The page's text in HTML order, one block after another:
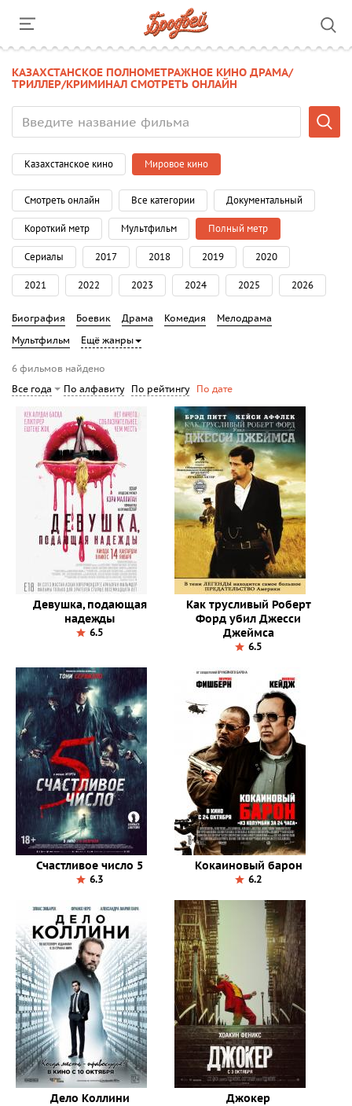
КАЗАХСТАНСКОЕ ПОЛНОМЕТРАЖНОЕ КИНО ДРАМА/
ТРИЛЛЕР/КРИМИНАЛ СМОТРЕТЬ ОНЛАЙН
Казахстанское кино Мировое кино
Смотреть онлайн Все категории Документальный
Короткий метр Мультфильм Полный метр
Сериалы 2017 2018 2019 2020
2021 2022 2023 2024 2025 2026
Биография Боевик Драма Комедия
Мелодрама
Мультфильм
Ещё жанры
6 фильмов найдено
Все года
По алфавиту По рейтингу По дате
Девушка, подающая
надежды
6.5
Как трусливый Роберт
Форд убил Джесси
Джеймса
6.5
Счастливое число 5
6.3
Кокаиновый барон
6.2
Дело Коллини Джокер